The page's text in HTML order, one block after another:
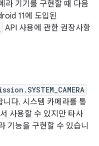
라 기기를 구현할 때 다음
11에 도입된
API 사용에 관한 권장사항
니다. 시스템 카메라를 통
사용할 수 있지만 타사
기능을 구현할 수 있습니